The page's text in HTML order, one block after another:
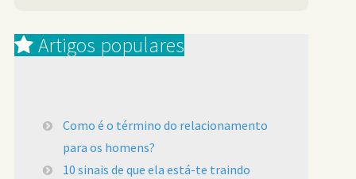
Artigos populares
Como é o término do relacionamento
para os homens?
10 sinais de que ela está-te traindo